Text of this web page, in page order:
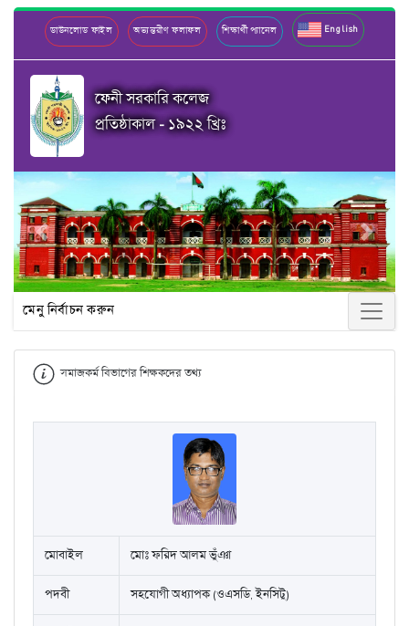
ডাউনলোড ফাইল অভ্যন্তরীণ ফলাফল শিক্ষার্থী প্যানেল English
ফেনী সরকারি কলেজ
প্রতিষ্ঠাকাল - ১৯২২ খ্রিঃ
Previous Next
মেনু নির্বাচন করুন
সমাজকর্ম বিভাগের শিক্ষকদের তথ্য
মোবাইল মোঃ ফরিদ আলম ভুঁঞা
পদবী সহযোগী অধ্যাপক (ওএসডি, ইনসিটু)